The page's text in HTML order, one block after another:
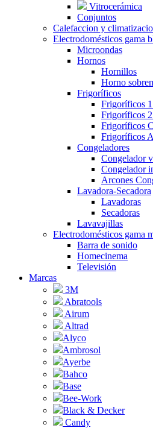
Vitrocerámica
Conjuntos
Calefaccion y
Electrodomésticos gama
Microondas
Hornos
Hornillos
Horno
Frigoríficos
Frigoríficos 1
Frigoríficos 2
Frigoríficos
Frigoríficos
Congeladores
Congelador
Congelador
Arcones
Lavadora-Secadora
Lavadoras
Secadoras
Lavavajillas
Electrodomésticos gama
Barra de sonido
Homecinema
Televisión
Marcas
3M
Abratools
Airum
Altrad
Alyco
Ambrosol
Ayerbe
Bahco
Base
Bee-Work
Black & Decker
Candy